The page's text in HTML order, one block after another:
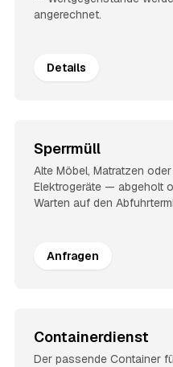
angerechnet.
Details
Sperrmüll
Alte Möbel, Matratzen oder
Elektrogeräte — abgeholt
Warten auf den
Anfragen
Containerdienst
Der passende Container